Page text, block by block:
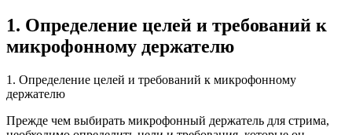
1. Определение целей и требований к
микрофонному держателю
1. Определение целей и требований к микрофонному
держателю
Прежде чем выбирать микрофонный держатель для стрима,